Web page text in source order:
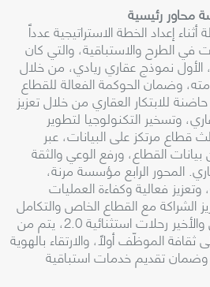
رئيسية
إعداد الخطة الاستراتيجية عدداً
في الطرح والاستباقية، والتي كان
الأول نموذج عقاري ريادي، من خلال
وضمان الحوكمة الفعالة للقطاع
للابتكار العقاري من خلال تعزيز
وتسخير التكنولوجيا لتطوير
قطاع مرتكز على البيانات، عبر
القطاع، ورفع الوعي والثقة
المحور الرابع مؤسسة مرنة،
وتعزيز فعالية وكفاءة العمليات
الشراكة مع القطاع الخاص والتكامل
الحكومي. والمحور الخامس والأخير رحلات استثنائية 2.0، يتم من
ثقافة الموظّف أولاً، والارتقاء بالهوية
وضمان تقديم خدمات استباقية